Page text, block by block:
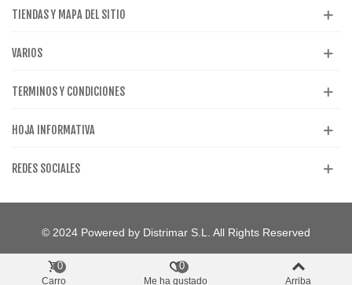
TIENDAS Y MAPA DEL SITIO
VARIOS
TERMINOS Y CONDICIONES
HOJA INFORMATIVA
REDES SOCIALES
© 2024 Powered by Distrimar S.L. All Rights Reserved
Carro
0
Me ha gustado
0
Arriba